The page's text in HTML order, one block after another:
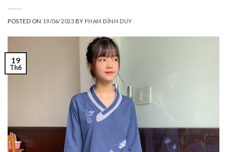
POSTED ON 19/06/2023 BY PHẠM ĐÌNH DUY
19
Th6